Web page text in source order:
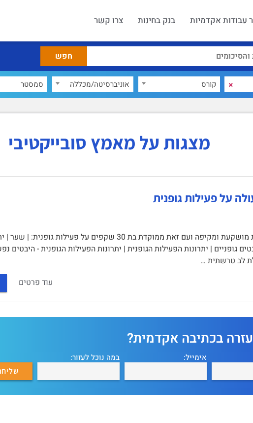
עבודות אקדמיות בנק בחינות צרו קשר
× קורס אוניברסיטה/מכללה סמסטר
מצגות על מאמץ סובייקטיבי
על פעילות גופנית
מצגת מושקעת ומקיפה ועם זאת ממוקדת בת 30 שקפים על פעילות
גופניים | יתרונות הפעילות הגופנית | יתרונות הפעילות הגופנית - היבטים
לב טרשתית …
עוד פרטים
בכתיבה אקדמית?
אימייל: במה נוכל לעזור: